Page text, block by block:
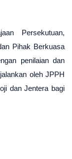
Persekutuan,
Pihak Berkuasa
penilaian dan
oleh JPPH
dan Jentera bagi